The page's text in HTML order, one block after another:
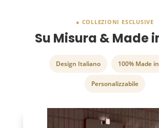
● COLLEZIONI ESCLUSIVE
Su Misura & Made
Design Italiano 100% Made
Personalizzabile